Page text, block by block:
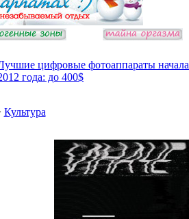
цифровые фотоаппараты начала
года: до 400$
Культура